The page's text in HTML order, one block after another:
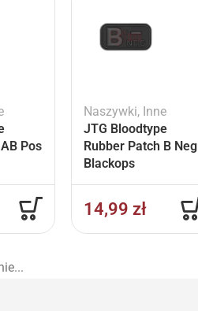
Pos
Naszywki, Inne
JTG Bloodtype
Rubber Patch B Neg
Blackops
14,99 zł